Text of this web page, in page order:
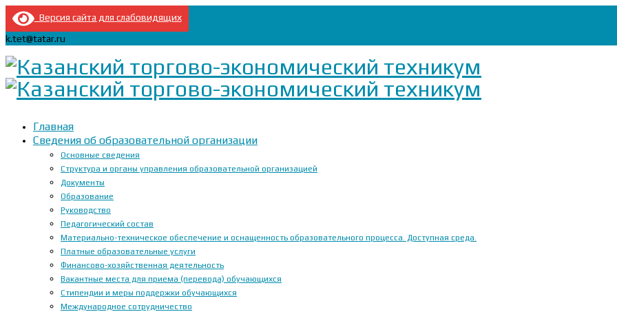
Версия сайта для слабовидящих
k.tet@tatar.ru
Главная
Сведения об образовательной организации
Основные сведения
Структура и органы управления образовательной организацией
Документы
Образование
Руководство
Педагогический состав
Материально-техническое обеспечение и оснащенность образовательного процесса. Доступная среда.
Платные образовательные услуги
Финансово-хозяйственная деятельность
Вакантные места для приема (перевода) обучающихся
Стипендии и меры поддержки обучающихся
Международное сотрудничество